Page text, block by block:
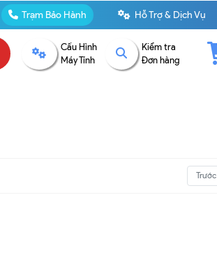
Trạm Bảo Hành Hỗ Trợ & Dịch Vụ
Cấu Hình
Máy Tính
Kiểm tra
Đơn hàng
Trước